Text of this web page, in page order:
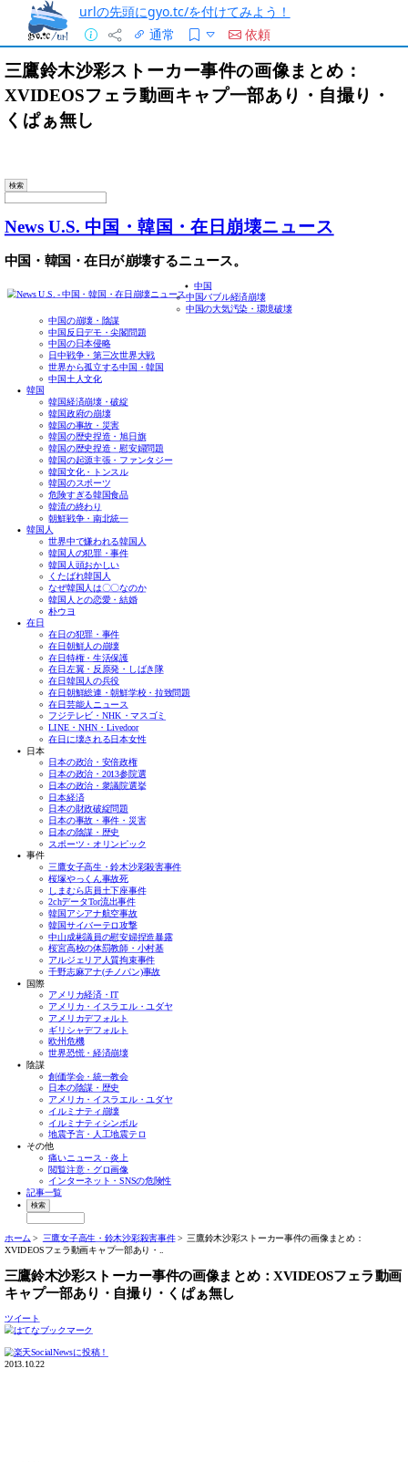
urlの先頭にgyo.tc/を付けてみよう！
通常
依頼